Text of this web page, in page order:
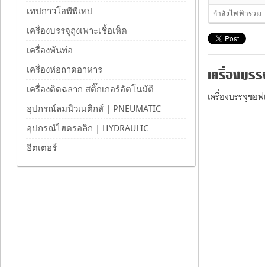
กำลังไฟฟ้ารวม
เครื่องบรร
เครื่องบรรจุซอฟ
เทปกาวโอพีพีเทป
เครื่องบรรจุถุงเพาะเชื้อเห็ด
เครื่องพันท่อ
เครื่องห่อถาดอาหาร
เครื่องติดฉลาก สติ๊กเกอร์อัตโนมัติ
อุปกรณ์ลมนิวเมติกส์ | PNEUMATIC
อุปกรณ์ไฮดรอลิก | HYDRAULIC
ฮีตเตอร์